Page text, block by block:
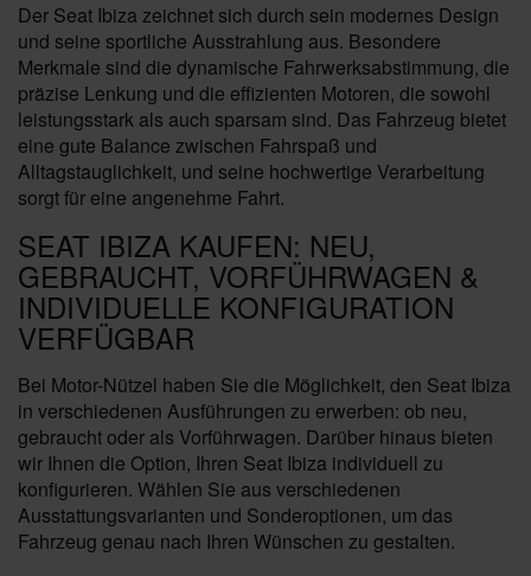
Der Seat Ibiza zeichnet sich durch sein modernes Design
und seine sportliche Ausstrahlung aus. Besondere
Merkmale sind die dynamische Fahrwerksabstimmung, die
präzise Lenkung und die effizienten Motoren, die sowohl
leistungsstark als auch sparsam sind. Das Fahrzeug bietet
eine gute Balance zwischen Fahrspaß und
Alltagstauglichkeit, und seine hochwertige Verarbeitung
sorgt für eine angenehme Fahrt.
SEAT IBIZA KAUFEN: NEU,
GEBRAUCHT, VORFÜHRWAGEN &
INDIVIDUELLE KONFIGURATION
VERFÜGBAR
Bei Motor-Nützel haben Sie die Möglichkeit, den Seat Ibiza
in verschiedenen Ausführungen zu erwerben: ob neu,
gebraucht oder als Vorführwagen. Darüber hinaus bieten
wir Ihnen die Option, Ihren Seat Ibiza individuell zu
konfigurieren. Wählen Sie aus verschiedenen
Ausstattungsvarianten und Sonderoptionen, um das
Fahrzeug genau nach Ihren Wünschen zu gestalten.